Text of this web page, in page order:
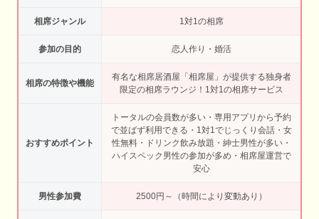
相席ジャンル 1対1の相席
参加の目的 恋人作り・婚活
相席の特徴や機能
有名な相席居酒屋「相席屋」が提供する独身者
限定の相席ラウンジ！1対1の相席サービス
おすすめポイント
トータルの会員数が多い・専用アプリから予約
で並ばず利用できる・1対1でじっくり会話・女
性無料・ドリンク飲み放題・紳士男性が多い・
ハイスペック男性の参加が多め・相席屋運営で
安心
男性参加費 2500円～（時間により変動あり）